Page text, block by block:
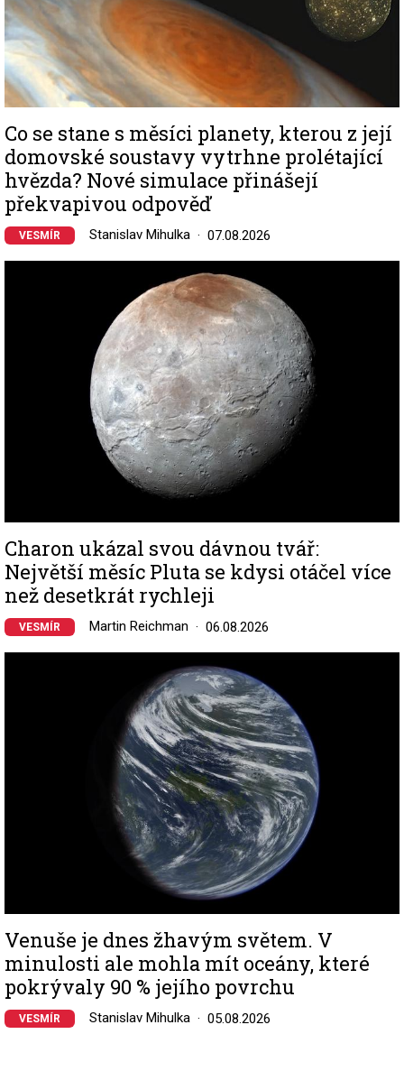
Co se stane s měsíci planety, kterou z její
domovské soustavy vytrhne prolétající
hvězda? Nové simulace přinášejí
překvapivou odpověď
VESMÍR Stanislav Mihulka 07.08.2026
Charon ukázal svou dávnou tvář:
Největší měsíc Pluta se kdysi otáčel více
než desetkrát rychleji
VESMÍR Martin Reichman 06.08.2026
Venuše je dnes žhavým světem. V
minulosti ale mohla mít oceány, které
pokrývaly 90 % jejího povrchu
VESMÍR Stanislav Mihulka 05.08.2026